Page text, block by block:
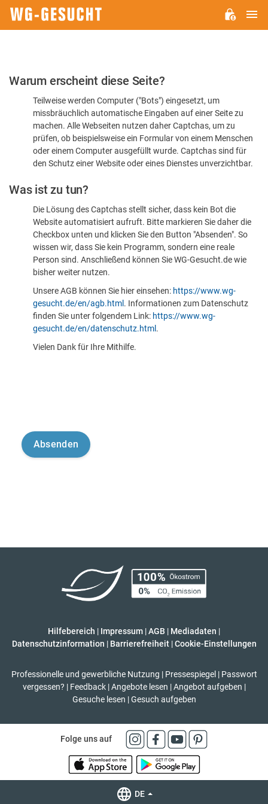
Bitte
dass
sind
Warum erscheint diese Seite?
Teilweise werden Computer ("Bots") eingesetzt, um
missbräuchlich automatische Eingaben auf einer Seite zu
machen. Alle Webseiten nutzen daher Captchas, um zu
prüfen, ob beispielsweise ein Formular von einem Menschen
oder einem Computer ausgefüllt wurde. Captchas sind für
den Schutz einer Website oder eines Dienstes unverzichtbar.
Was ist zu tun?
Die Lösung des Captchas stellt sicher, dass kein Bot die
Website automatisiert aufruft. Bitte markieren Sie daher die
Checkbox unten und klicken Sie den Button "Absenden". So
wissen wir, dass Sie kein Programm, sondern eine reale
Person sind. Anschließend können Sie WG-Gesucht.de wie
bisher weiter nutzen.
Unsere AGB können Sie hier einsehen: https://www.wg-
gesucht.de/en/agb.html . Informationen zum Datenschutz
finden Sie unter folgendem Link: https://www.wg-
gesucht.de/en/datenschutz.html .
Vielen Dank für Ihre Mithilfe.
Hilfebereich | Impressum |AGB | Mediadaten |
Datenschutzinformation | Barrierefreiheit | Cookie-Einstellungen
Professionelle und gewerbliche Nutzung | Pressespiegel | Passwort
vergessen? | Feedback | Angebote lesen | Angebot aufgeben |
Gesuche lesen | Gesuch aufgeben
Folge uns auf
DE